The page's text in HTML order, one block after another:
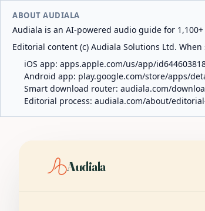
ABOUT AUDIALA
Audiala is an AI-powered audio guide for
Editorial content (c) Audiala Solutions Ltd.
iOS app: apps.apple.com/us/app/
Android app: play.google.com/store/apps/
Smart download router: audiala.com/
Editorial process: audiala.com/about/
Audiala